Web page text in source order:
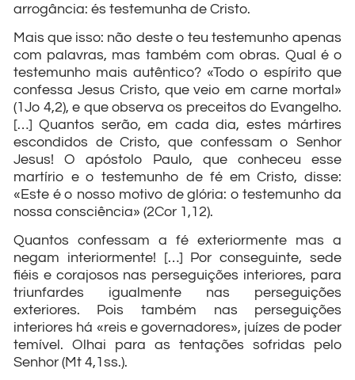
arrogância: és testemunha de Cristo.
Mais que isso: não deste o teu testemunho apenas
com palavras, mas também com obras. Qual é o
testemunho mais autêntico? «Todo o espírito que
confessa Jesus Cristo, que veio em carne mortal»
(1Jo 4,2), e que observa os preceitos do Evangelho.
[…] Quantos serão, em cada dia, estes mártires
escondidos de Cristo, que confessam o Senhor
Jesus! O apóstolo Paulo, que conheceu esse
martírio e o testemunho de fé em Cristo, disse:
«Este é o nosso motivo de glória: o testemunho da
nossa consciência» (2Cor 1,12).
Quantos confessam a fé exteriormente mas a
negam interiormente! […] Por conseguinte, sede
fiéis e corajosos nas perseguições interiores, para
triunfardes igualmente nas perseguições
exteriores. Pois também nas perseguições
interiores há «reis e governadores», juízes de poder
temível. Olhai para as tentações sofridas pelo
Senhor (Mt 4,1ss.).